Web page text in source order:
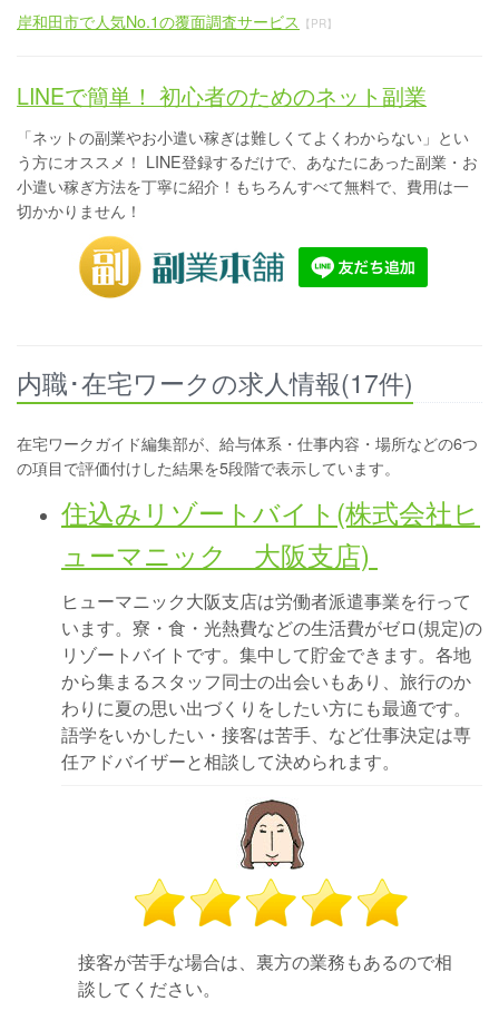
岸和田市で人気No.1の覆面調査サービス 【PR】
LINEで簡単！ 初心者のためのネット副業
「ネットの副業やお小遣い稼ぎは難しくてよくわからない」とい
う方にオススメ！ LINE登録するだけで、あなたにあった副業・お
小遣い稼ぎ方法を丁寧に紹介！もちろんすべて無料で、費用は一
切かかりません！
内職･在宅ワークの求人情報(17件)
在宅ワークガイド編集部が、給与体系・仕事内容・場所などの6つ
の項目で評価付けした結果を5段階で表示しています。
住込みリゾートバイト(株式会社ヒ
ューマニック 大阪支店)
ヒューマニック大阪支店は労働者派遣事業を行って
います。寮・食・光熱費などの生活費がゼロ(規定)の
リゾートバイトです。集中して貯金できます。各地
から集まるスタッフ同士の出会いもあり、旅行のか
わりに夏の思い出づくりをしたい方にも最適です。
語学をいかしたい・接客は苦手、など仕事決定は専
任アドバイザーと相談して決められます。
接客が苦手な場合は、裏方の業務もあるので相
談してください。